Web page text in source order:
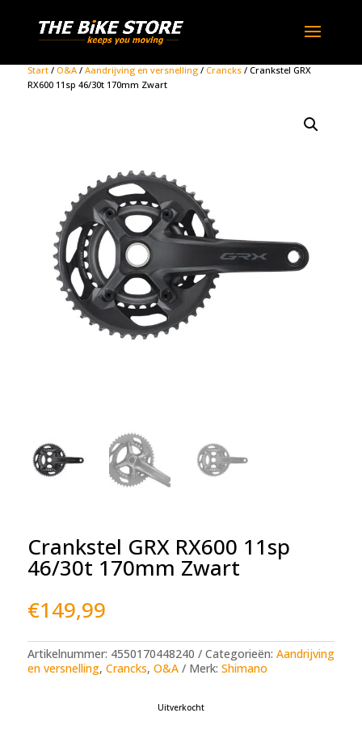
Start/ O&A/ Aandrijving en versnelling/ Crancks/ Crankstel GRX
RX600 11sp 46/30t 170mm Zwart
Crankstel GRX RX600 11sp
46/30t 170mm Zwart
€149,99
Artikelnummer: 4550170448240 Categorieën: Aandrijving
en versnelling, Crancks, O&A Merk: Shimano
Uitverkocht